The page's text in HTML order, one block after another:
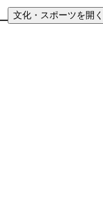
文化・スポーツを開く